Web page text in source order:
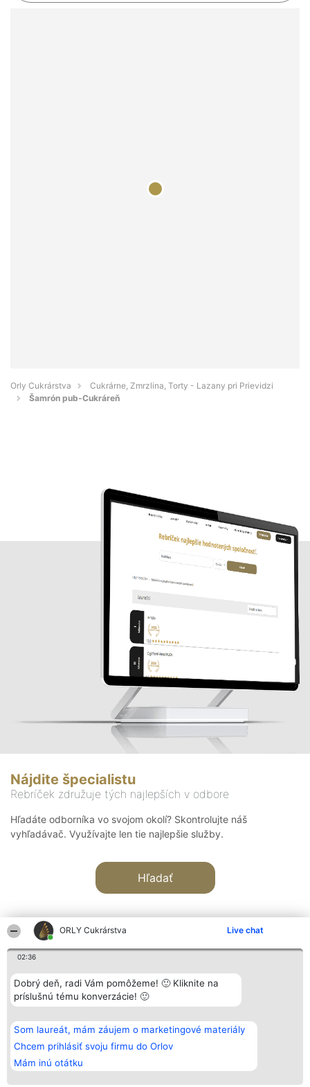
ORLY Cukrárstva Live chat
02:36
Dobrý deň, radi Vám pomôžeme! 🙂 Kliknite na
príslušnú tému konverzácie! 🙂
Som laureát, mám záujem o marketingové materiály
Chcem prihlásiť svoju firmu do Orlov
Mám inú otátku
Orly Cukrárstva
Cukrárne, Zmrzlina, Torty - Lazany pri Prievidzi
Šamrón pub-Cukráreň
Nájdite špecialistu
Rebríček združuje tých najlepších v odbore
Hľadáte odborníka vo svojom okolí? Skontrolujte náš
vyhľadávač. Využívajte len tie najlepšie služby.
Hľadať
Organizátor hodnotenia
Bright Side Solutions sp. z o.
o. sp. k.
Wrocław 50-079
KRS 0000749100 | Regon
381313360 | NIP 8943132676
+48 508 492 400
Hodnotenie
Laureáti
Lista
Laureatów
Podmienky
Obchodné
podmienky
ochrany
Kontakt
Kontakt